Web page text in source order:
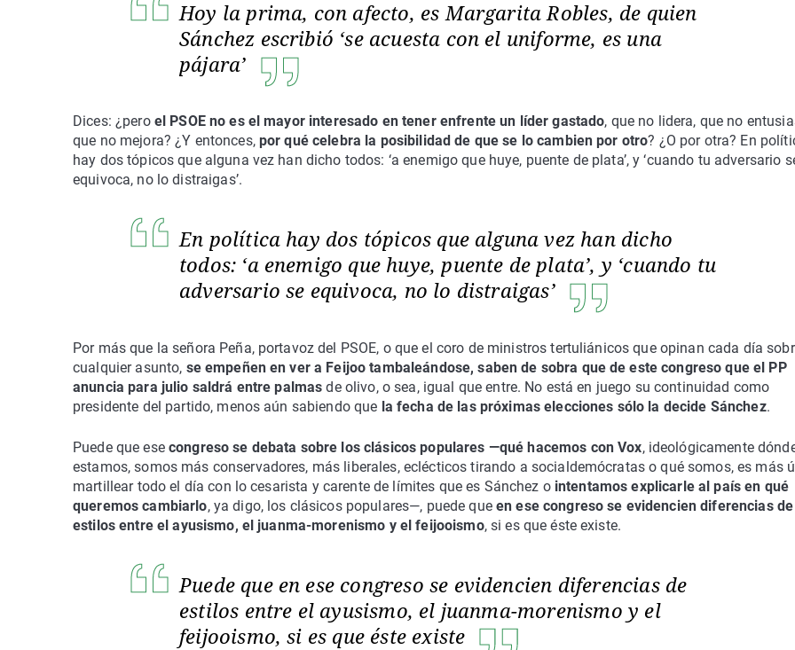
Hoy la prima, con afecto, es Margarita Robles, de quien
Sánchez escribió ‘se acuesta con el uniforme, es una
pájara’
Dices: ¿pero el PSOE no es el mayor interesado en tener enfrente un líder gastado, que no lidera, que no
que no mejora? ¿Y entonces, por qué celebra la posibilidad de que se lo cambien por otro? ¿O por otra? En
hay dos tópicos que alguna vez han dicho todos: ‘a enemigo que huye, puente de plata’, y ‘cuando tu adversario
equivoca, no lo distraigas’.
En política hay dos tópicos que alguna vez han dicho
todos: ‘a enemigo que huye, puente de plata’, y ‘cuando tu
adversario se equivoca, no lo distraigas’
Por más que la señora Peña, portavoz del PSOE, o que el coro de ministros tertuliánicos que opinan cada día
cualquier asunto, se empeñen en ver a Feijoo tambaleándose, saben de sobra que de este congreso que el PP
anuncia para julio saldrá entre palmas de olivo, o sea, igual que entre. No está en juego su continuidad como
presidente del partido, menos aún sabiendo que la fecha de las próximas elecciones sólo la decide Sánchez.
Puede que esecongreso se debata sobre los clásicos populares —qué hacemos con Vox, ideológicamente
estamos, somos más conservadores, más liberales, eclécticos tirando a socialdemócratas o qué somos, es más
martillear todo el día con lo cesarista y carente de límites que es Sánchez o intentamos explicarle al país en qué
queremos cambiarlo, ya digo, los clásicos populares—, puede que en ese congreso se evidencien diferencias de
estilos entre el ayusismo, el juanma-morenismo y el feijooismo, si es que éste existe.
Puede que en ese congreso se evidencien diferencias de
estilos entre el ayusismo, el juanma-morenismo y el
feijooismo, si es que éste existe